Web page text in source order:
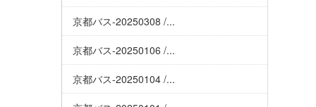
京都バス-20250308 /...
京都バス-20250106 /...
京都バス-20250104 /...